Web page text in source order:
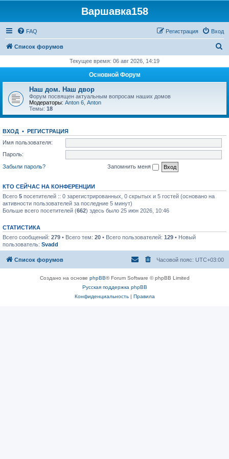
Варшавка158
FAQ Вход
Регистрация
Список форумов
с
Текущее время: 06 авг 2026, 14:19
Основной Форум
Наш дом. Наш двор
Форум посвящен актуальным вопросам наших домов
Модераторы: Anton 6 Anton
Темы: 18
ВХОД • РЕГИСТРАЦИЯ
Имя пользователя:
Пароль:
Забыли пароль?
Запомнить меня
КТО СЕЙЧАС НА КОНФЕРЕНЦИИ
Всего 5 посетителей :: 0 зарегистрированных, 0 скрытых и 5 гостей (основано на
активности пользователей за последние 5 минут)
Больше всего посетителей (662) здесь было 25 июн 2026, 10:46
СТАТИСТИКА
Всего сообщений: 279 • Всего тем: 20 • Всего пользователей: 129 • Новый
пользователь: Svadd
Список форумов Часовой пояс: UTC+03:00
Создано на основе phpBB® Forum Software © phpBB Limited
Русская поддержка phpBB
Конфиденциальность| Правила